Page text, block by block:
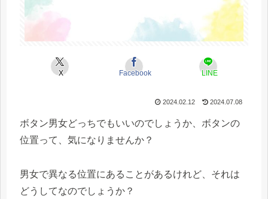
X Facebook LINE
2024.02.12 2024.07.08
ボタン男女どっちでもいいのでしょうか、 ボタンの
位置って、気になりませんか？
男女で異なる位置にあることがあるけれど、それは
どうしてなのでしょうか？